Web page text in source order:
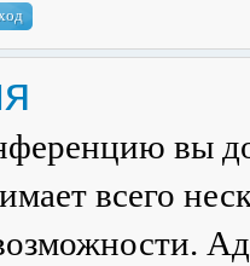
вы
всего